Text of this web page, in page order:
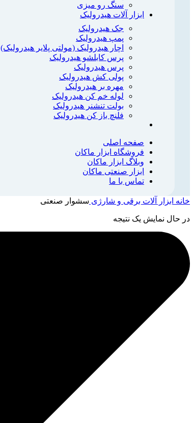
سنگ رو میزی
ابزار آلات هیدرولیک
جک هیدرولیک
پمپ هیدرولیک
اچار هیدرولیک (مولتی پلایر هیدرولیک)
پرس کابلشو هیدرولیک
پرس هیدرولیک
پولی کش هیدرولیک
مهره بر هیدرولیک
لوله خم کن هیدرولیک
بولت تنشنر هیدرولیک
فلنچ باز کن هیدرولیک
صفحه اصلی
فروشگاه ابزار ماکان
وبلاگ ابزار ماکان
ابزار صنعتی ماکان
تماس با ما
خانه ابزار آلات برقی و شارژی سشوار صنعتی
در حال نمایش یک نتیجه